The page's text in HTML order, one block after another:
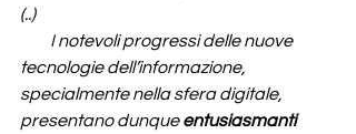
(..)
I notevoli progressi delle nuove
tecnologie dell’informazione,
specialmente nella sfera digitale,
presentano dunque entusiasmanti